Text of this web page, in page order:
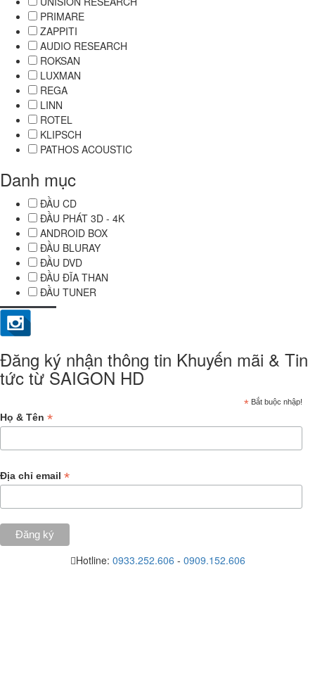
PRIMARE
ZAPPITI
AUDIO RESEARCH
ROKSAN
LUXMAN
REGA
LINN
ROTEL
KLIPSCH
PATHOS ACOUSTIC
Danh mục
ĐẦU CD
ĐẦU PHÁT 3D - 4K
ANDROID BOX
ĐẦU BLURAY
ĐẦU DVD
ĐẦU ĐĨA THAN
ĐẦU TUNER
Đăng ký nhận thông tin Khuyến mãi & Tin
tức từ SAIGON HD
* Bắt buộc nhập!
Họ & Tên *
Địa chỉ email *
Hotline: 0933.252.606 - 0909.152.606